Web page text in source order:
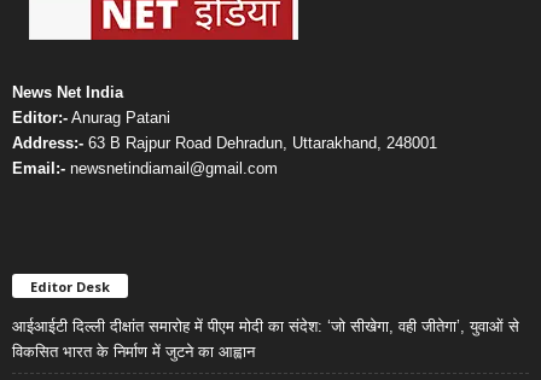
News Net India
Editor:- Anurag Patani
Address:- 63 B Rajpur Road Dehradun, Uttarakhand, 248001
Email:- newsnetindiamail@gmail.com
Editor Desk
आईआईटी दिल्ली दीक्षांत समारोह में पीएम मोदी का संदेश: ‘जो सीखेगा, वही जीतेगा’, युवाओं से
विकसित भारत के निर्माण में जुटने का आह्वान